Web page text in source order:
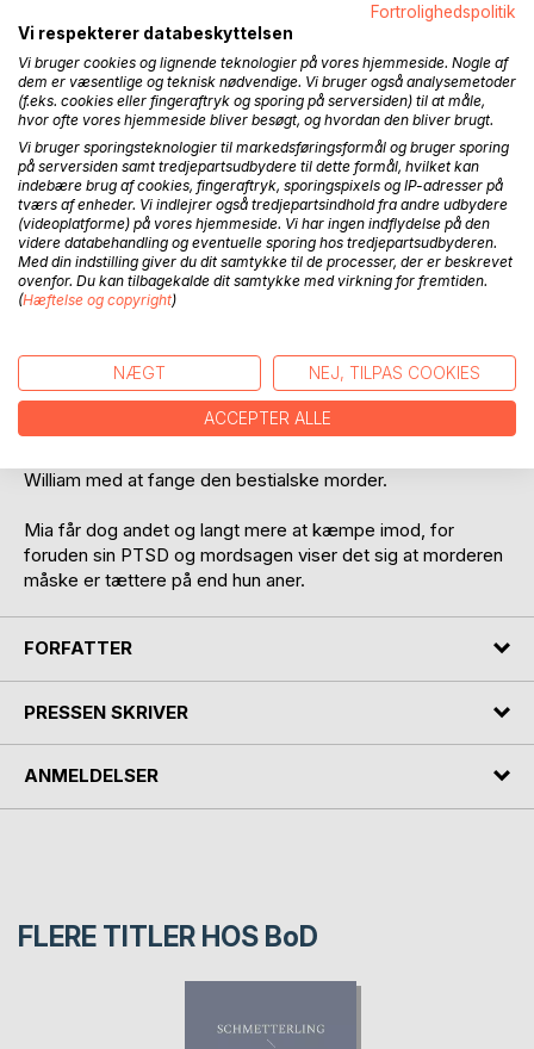
Mia Lindholm vender tilbage til sit arbejde som politimand
efter en længere tids sygemelding.
Første arbejdsdag bliver dog alt andet end stille, da en ung
kvinde findes brutalt myrdet ude i den lokale skov.
Mia og hendes nye makker William Anderson bliver sat på
sagen, og da endnu to lig dukker op, bliver de hurtigt klar
over, at der er en seriemorder løs.
Ofrene er alle fundet hovedløse og brændemærkede med
en religiøs fanatiker, eller er der som nogen tror, beviser
der peger imod det lokale flygtningecenter og militær.
Rejseholdet tilkaldes, og sammen med sin tidligere makker
William med at fange den bestialske morder.
Mia får dog andet og langt mere at kæmpe imod, for
foruden sin PTSD og mordsagen viser det sig at morderen
måske er tættere på end hun aner.
FORFATTER
PRESSEN SKRIVER
ANMELDELSER
FLERE TITLER HOS BoD
Fortrolighedspolitik
Vi respekterer databeskyttelsen
Vi bruger cookies og lignende teknologier på vores hjemmeside. Nogle af
dem er væsentlige og teknisk nødvendige. Vi bruger også analysemetoder
(f.eks. cookies eller fingeraftryk og sporing på serversiden) til at måle,
hvor ofte vores hjemmeside bliver besøgt, og hvordan den bliver brugt.
Vi bruger sporingsteknologier til markedsføringsformål og bruger sporing
på serversiden samt tredjepartsudbydere til dette formål, hvilket kan
indebære brug af cookies, fingeraftryk, sporingspixels og IP-adresser på
tværs af enheder. Vi indlejrer også tredjepartsindhold fra andre udbydere
(videoplatforme) på vores hjemmeside. Vi har ingen indflydelse på den
videre databehandling og eventuelle sporing hos tredjepartsudbyderen.
Med din indstilling giver du dit samtykke til de processer, der er beskrevet
ovenfor. Du kan tilbagekalde dit samtykke med virkning for fremtiden.
(Hæftelse og copyright)
NÆGT NEJ, TILPAS COOKIES
ACCEPTER ALLE